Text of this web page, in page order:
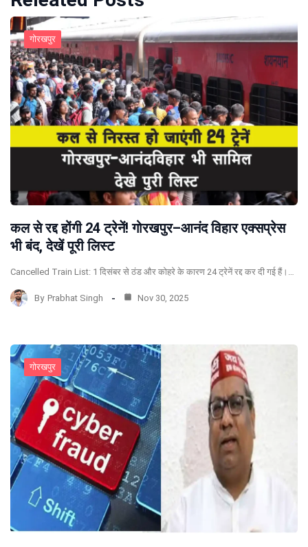
गोरखपुर
कल से रद्द होंगी 24 ट्रेनें! गोरखपुर–आनंद विहार एक्सप्रेस
भी बंद, देखें पूरी लिस्ट
Cancelled Train List: 1 दिसंबर से ठंड और कोहरे के कारण 24 ट्रेनें रद्द कर दी गई हैं।…
By Prabhat Singh Nov 30, 2025
गोरखपुर